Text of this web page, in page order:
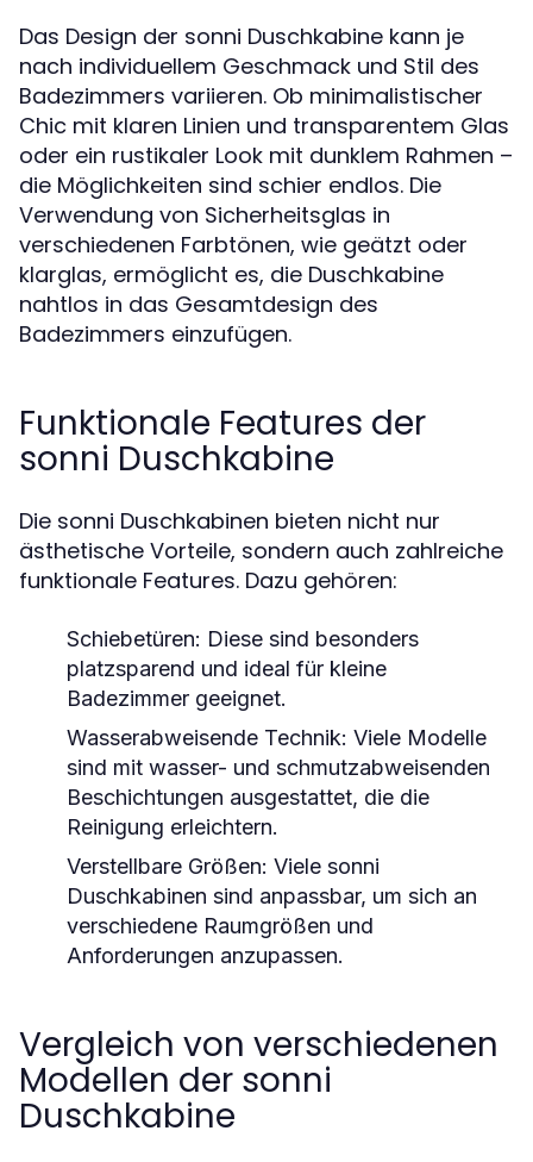
Das Design der sonni Duschkabine kann je
nach individuellem Geschmack und Stil des
Badezimmers variieren. Ob minimalistischer
Chic mit klaren Linien und transparentem Glas
oder ein rustikaler Look mit dunklem Rahmen –
die Möglichkeiten sind schier endlos. Die
Verwendung von Sicherheitsglas in
verschiedenen Farbtönen, wie geätzt oder
klarglas, ermöglicht es, die Duschkabine
nahtlos in das Gesamtdesign des
Badezimmers einzufügen.
Funktionale Features der
sonni Duschkabine
Die sonni Duschkabinen bieten nicht nur
ästhetische Vorteile, sondern auch zahlreiche
funktionale Features. Dazu gehören:
Schiebetüren: Diese sind besonders
platzsparend und ideal für kleine
Badezimmer geeignet.
Wasserabweisende Technik: Viele Modelle
sind mit wasser- und schmutzabweisenden
Beschichtungen ausgestattet, die die
Reinigung erleichtern.
Verstellbare Größen: Viele sonni
Duschkabinen sind anpassbar, um sich an
verschiedene Raumgrößen und
Anforderungen anzupassen.
Vergleich von verschiedenen
Modellen der sonni
Duschkabine